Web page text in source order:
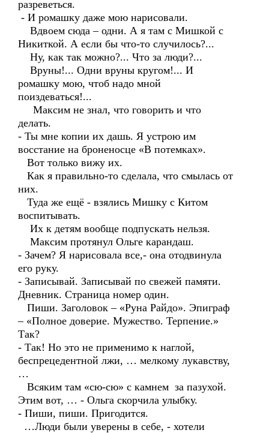
разреветься.
- И ромашку даже мою нарисовали.
Вдвоем сюда – одни. А я там с Мишкой с
Никиткой. А если бы что-то случилось?...
Ну, как так можно?... Что за люди?...
Вруны!... Одни вруны кругом!... И
ромашку мою, чтоб надо мной
поиздеваться!...
Максим не знал, что говорить и что
делать.
- Ты мне копии их дашь. Я устрою им
восстание на броненосце «В потемках».
Вот только вижу их.
Как я правильно-то сделала, что смылась от
них.
Туда же ещё - взялись Мишку с Китом
воспитывать.
Их к детям вообще подпускать нельзя.
Максим протянул Ольге карандаш.
- Зачем? Я нарисовала все,- она отодвинула
его руку.
- Записывай. Записывай по свежей памяти.
Дневник. Страница номер один.
Пиши. Заголовок – «Руна Райдо». Эпиграф
– «Полное доверие. Мужество. Терпение.»
Так?
- Так! Но это не применимо к наглой,
беспрецедентной лжи, … мелкому лукавству,
…
Всяким там «сю-сю» с камнем за пазухой.
Этим вот, … - Ольга скорчила улыбку.
- Пиши, пиши. Пригодится.
…Люди были уверены в себе, - хотели